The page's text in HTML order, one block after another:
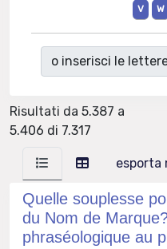
V
W
o inserisci le
Risultati da 5.387 a
5.406 di 7.317
esporta
Quelle souplesse
du Nom de
phraséologique au